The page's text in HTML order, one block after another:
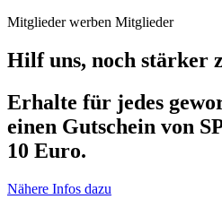
Mitglieder werben Mitglieder
Hilf uns, noch stärker
Erhalte für jedes
einen Gutschein von
10 Euro.
Nähere Infos dazu